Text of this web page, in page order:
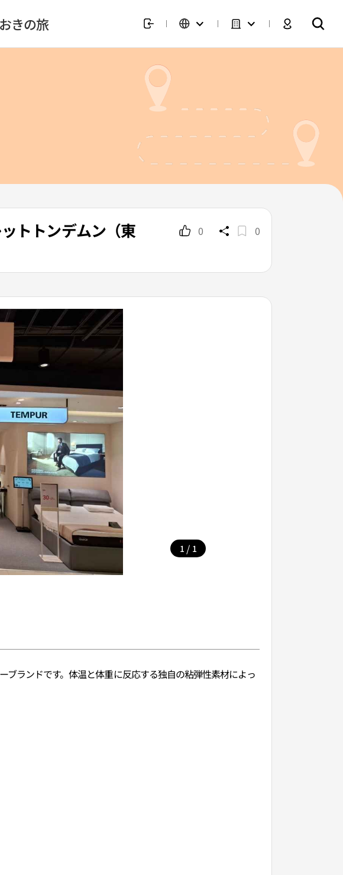
きの旅
トトンデムン（東
0 0
1 / 1
ブランドです。体温と体重に反応する独自の粘弾性素材によっ